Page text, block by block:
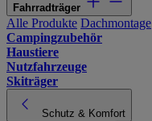
Fahrradträger
Alle Produkte Dachmontage
Campingzubehör
Haustiere
Nutzfahrzeuge
Skiträger
Schutz & Komfort